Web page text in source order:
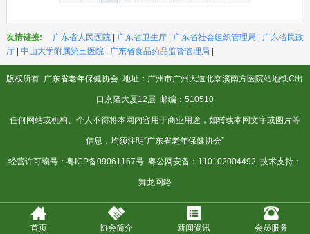
友情链接: 广东省人民医院| 广东省卫生厅| 广东省社会组织管理局
广东省民政
厅| 中山大学附属第三医院| 广东省食品药品监督管理局
首页 协会简介 新闻资讯 会员服务
版权所有 广东省老年保健协会 地址：广州市广州大道北京溪南方医院站地铁C出
口京隆大厦12层 邮编：510510
任何网站或机构、个人不得将本网内容用于商业用途，如转载本网文字或图片等
信息，均须注明“广东省老年保健协会”
经营许可编号： 粤ICP备09061167号粤公网安备：110102004492 技术支持：
舞龙网络